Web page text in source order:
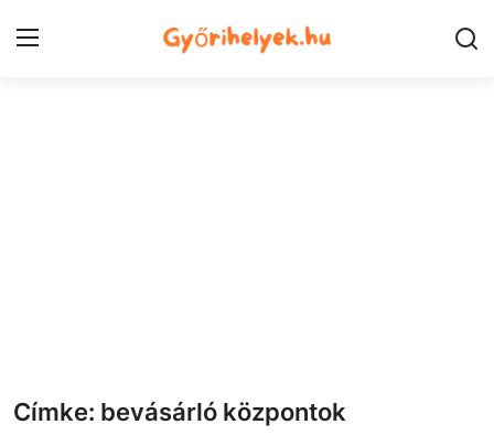
Címke: bevásárló központok